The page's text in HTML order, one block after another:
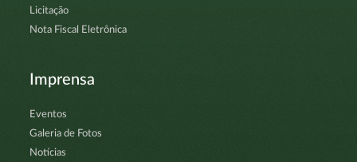
Licitação
Nota Fiscal Eletrônica
Imprensa
Eventos
Galeria de Fotos
Notícias